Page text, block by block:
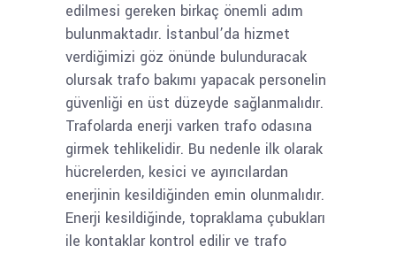
edilmesi gereken birkaç önemli adım
bulunmaktadır. İstanbul’da hizmet
verdiğimizi göz önünde bulunduracak
olursak trafo bakımı yapacak personelin
güvenliği en üst düzeyde sağlanmalıdır.
Trafolarda enerji varken trafo odasına
girmek tehlikelidir. Bu nedenle ilk olarak
hücrelerden, kesici ve ayırıcılardan
enerjinin kesildiğinden emin olunmalıdır.
Enerji kesildiğinde, topraklama çubukları
ile kontaklar kontrol edilir ve trafo